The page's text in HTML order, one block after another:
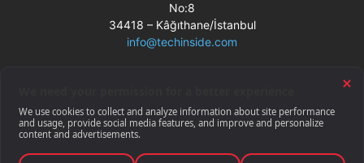
No:8
34418 – Kâğıthane/İstanbul
info@techinside.com
Gizlilik Bildirimi
RSS